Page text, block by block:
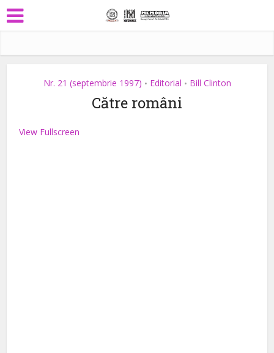
Nr. 21 (septembrie 1997) • Editorial • Bill Clinton
Către români
View Fullscreen